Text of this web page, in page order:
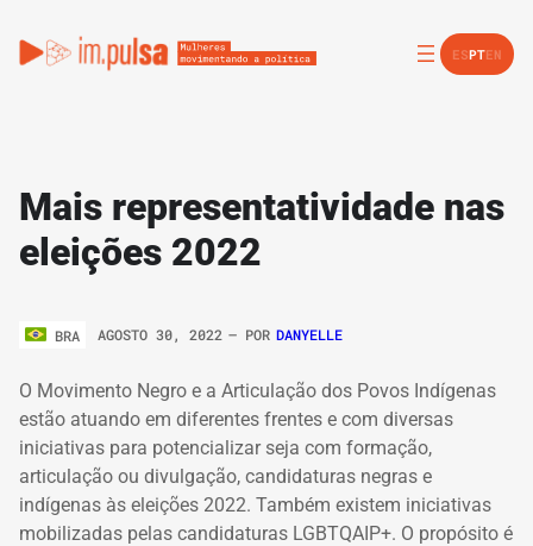
ESPTEN
Mais representatividade nas
eleições 2022
BRA AGOSTO 30, 2022 – POR DANYELLE
O Movimento Negro e a Articulação dos Povos Indígenas
estão atuando em diferentes frentes e com diversas
iniciativas para potencializar seja com formação,
articulação ou divulgação, candidaturas negras e
indígenas às eleições 2022. Também existem iniciativas
mobilizadas pelas candidaturas LGBTQAIP+. O propósito é